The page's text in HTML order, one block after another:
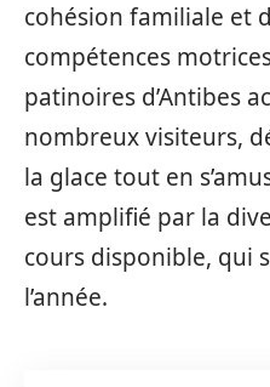
cohésion familiale et
compétences
patinoires d’Antibes
nombreux visiteurs,
la glace tout en
est amplifié par la
cours disponible, qui
l’année.